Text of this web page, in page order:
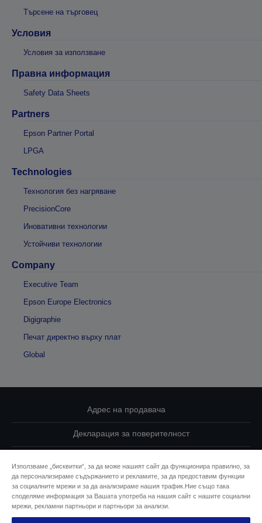
Търсене на търговец
Условия
Условия за използване
Правна информация
Safety Data Sheets
Partners
Epson Partner Portal
LPGA
Technologies
Технология без нагряване
PrecisionCore
Иновативни технологии
Устойчиви технологии
Company
Executive Team
Epson Europe Electronics
Digigraphie
Печат директно върху плат
Global
Адрес на продавача
Декларация за поверителност
Свържете се с нас за Вашите данни
Информация за бисквитките
Използваме „бисквитки“, за да може нашият сайт да функционира правилно, за
да персонализираме съдържанието и рекламите, за да предоставим функции
за социалните мрежи и за да анализираме нашия трафик.Ние също така
споделяме информация за Вашата употреба на нашия сайт с нашите социални
мрежи, рекламни партньори и партньори за анализи.